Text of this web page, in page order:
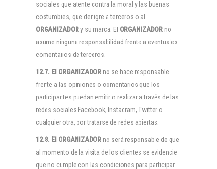
sociales que atente contra la moral y las buenas
costumbres, que denigre a terceros o al
ORGANIZADORy su marca. El ORGANIZADOR no
asume ninguna responsabilidad frente a eventuales
comentarios de terceros.
12.7. El ORGANIZADOR no se hace responsable
frente a las opiniones o comentarios que los
participantes puedan emitir o realizar a través de las
redes sociales Facebook, Instagram, Twitter o
cualquier otra, por tratarse de redes abiertas.
12.8. El ORGANIZADOR no será responsable de que
al momento de la visita de los clientes se evidencie
que no cumple con las condiciones para participar